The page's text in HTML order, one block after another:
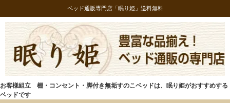
ベッド通販専門店「眠り姫」送料無料
お客様組立 棚・コンセント・脚付き無垢すのこベッドは、眠り姫がおすすめする
ベッドです